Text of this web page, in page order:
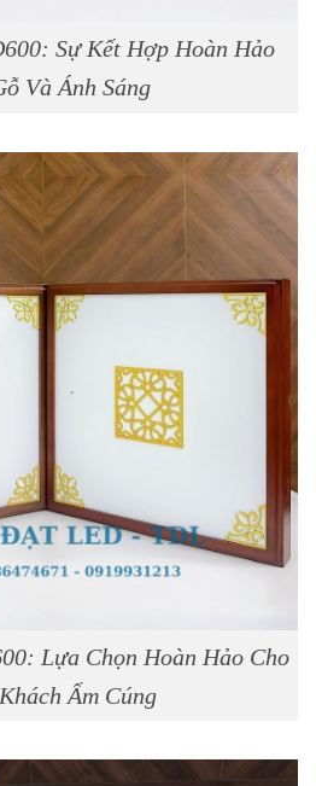
Sự Kết Hợp Hoàn Hảo
Và Ánh Sáng
Lựa Chọn Hoàn Hảo Cho
Ấm Cúng